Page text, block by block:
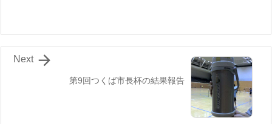
第9回つくば市長杯の結果報告

Next